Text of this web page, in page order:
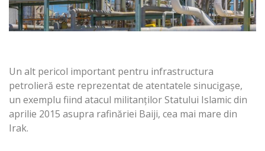
Un alt pericol important pentru infrastructura
petrolieră este reprezentat de atentatele sinucigaşe,
un exemplu fiind atacul militanţilor Statului Islamic din
aprilie 2015 asupra rafinăriei Baiji, cea mai mare din
Irak.